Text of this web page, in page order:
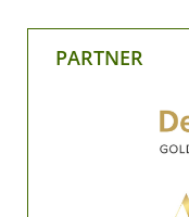
PARTNER